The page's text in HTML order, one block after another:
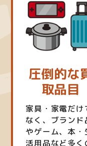
圧倒的な
取品目
家具・家電だけ
なく、ブランド
やゲーム、本・
活用品など多く